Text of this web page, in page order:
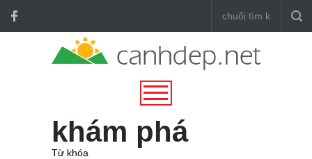
khám phá
Từ khóa